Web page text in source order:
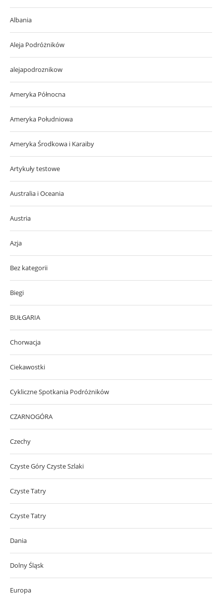
Albania
Aleja Podróżników
alejapodroznikow
Ameryka Północna
Ameryka Południowa
Ameryka Środkowa i Karaiby
Artykuły testowe
Australia i Oceania
Austria
Azja
Bez kategorii
Biegi
BUŁGARIA
Chorwacja
Ciekawostki
Cykliczne Spotkania Podróżników
CZARNOGÓRA
Czechy
Czyste Góry Czyste Szlaki
Czyste Tatry
Czyste Tatry
Dania
Dolny Śląsk
Europa